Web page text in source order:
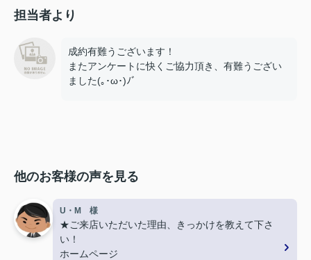
担当者より
成約有難うございます！
またアンケートに快くご協力頂き、有難うござい
ました(｡･ω･)ﾉﾞ
他のお客様の声を見る
U・M 様
★ご来店いただいた理由、きっかけを教えて下さ
い！
ホームページ